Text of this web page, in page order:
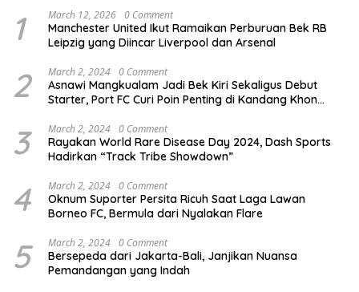
1 March 12, 2026 0 Comment
Manchester United Ikut Ramaikan Perburuan Bek RB
Leipzig yang Diincar Liverpool dan Arsenal
2 March 2, 2024 0 Comment
Asnawi Mangkualam Jadi Bek Kiri Sekaligus Debut
Starter, Port FC Curi Poin Penting di Kandang Khon
3 March 2, 2024 0 Comment
Rayakan World Rare Disease Day 2024, Dash Sports
Hadirkan “Track Tribe Showdown”
4 March 2, 2024 0 Comment
Oknum Suporter Persita Ricuh Saat Laga Lawan
Borneo FC, Bermula dari Nyalakan Flare
5 March 2, 2024 0 Comment
Bersepeda dari Jakarta-Bali, Janjikan Nuansa
Pemandangan yang Indah